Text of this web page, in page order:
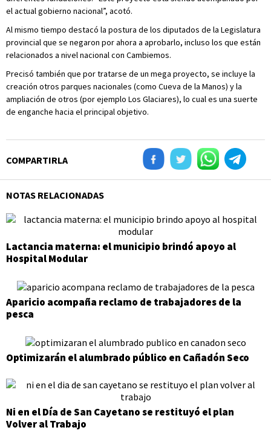
el actual gobierno nacional”, acotó.
Al mismo tiempo destacó la postura de los diputados de la Legislatura
provincial que se negaron por ahora a aprobarlo, incluso los que están
relacionados a nivel nacional con Cambiemos.
Precisó también que por tratarse de un mega proyecto, se incluye la
creación otros parques nacionales (como Cueva de la Manos) y la
ampliación de otros (por ejemplo Los Glaciares), lo cual es una suerte
de enganche hacia el principal objetivo.
COMPARTIRLA
NOTAS RELACIONADAS
Lactancia materna: el municipio brindó apoyo al
Hospital Modular
Aparicio acompaña reclamo de trabajadores de la
pesca
Optimizarán el alumbrado público en Cañadón Seco
Ni en el Día de San Cayetano se restituyó el plan
Volver al Trabajo